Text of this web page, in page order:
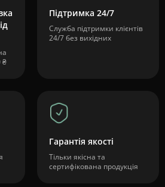
₴
Підтримка 24/7
Служба підтримки клієнтів
24/7 без вихідних
Гарантія якості
Тільки якісна та
сертифікована продукція